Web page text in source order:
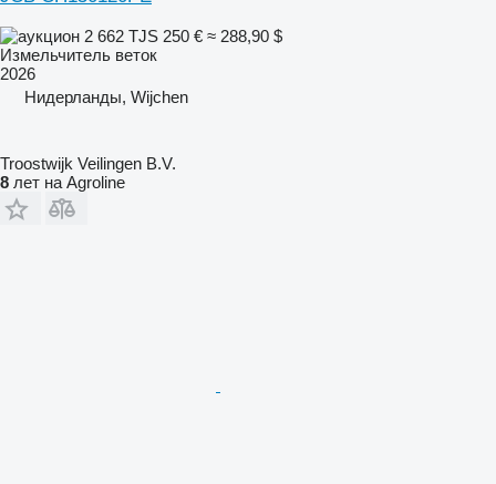
2 662 TJS 250 € ≈ 288,90 $
Измельчитель веток
2026
Нидерланды, Wijchen
Troostwijk Veilingen B.V.
8 лет на Agroline